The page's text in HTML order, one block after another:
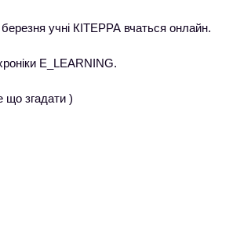
учні КІТЕРРА вчаться онлайн.
E_LEARNING.
що згадати )